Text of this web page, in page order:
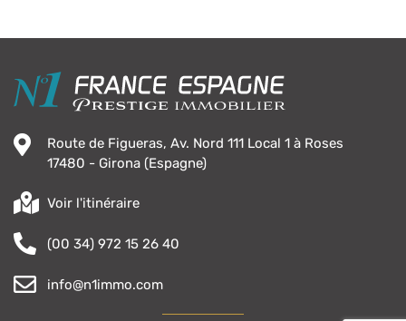
Route de Figueras, Av. Nord 111 Local 1 à Roses
17480 - Girona (Espagne)
Voir l'itinéraire
(00 34) 972 15 26 40
info@n1immo.com